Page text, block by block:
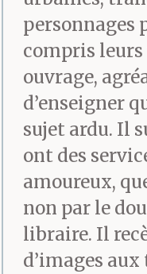
personnages
compris
ouvrage,
d’enseigner
sujet ardu. Il
ont des
amoureux,
non par le
libraire. Il
d’images